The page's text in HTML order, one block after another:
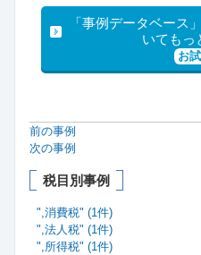
「事例データベース
いてもっ
お
前の事例
次の事例
税目別事例
",消費税" (1件)
",法人税" (1件)
",所得税" (1件)